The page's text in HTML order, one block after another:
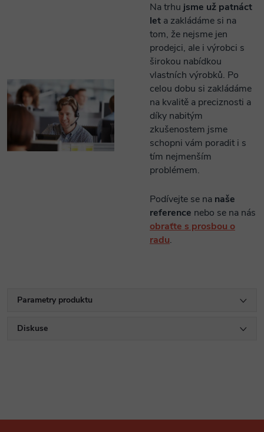
Na trhu jsme už patnáct
let a zakládáme si na
tom, že nejsme jen
prodejci, ale i výrobci s
širokou nabídkou
vlastních výrobků. Po
celou dobu si zakládáme
na kvalitě a preciznosti a
díky nabitým
zkušenostem jsme
schopni vám poradit i s
tím nejmenším
problémem.
Podívejte se na naše
reference nebo se na nás
obraťte s prosbou o
radu.
Parametry produktu
Diskuse